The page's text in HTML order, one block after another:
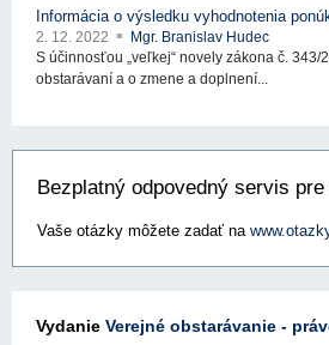
Informácia o výsledku vyhodnotenia
2. 12. 2022
Mgr. Branislav Hudec
S účinnosťou „veľkej“ novely zákona č. 343/
obstarávaní a o zmene a doplnení...
Bezplatný odpovedný servis
Vaše otázky môžete zadať na
Vydanie Verejné obstarávanie -